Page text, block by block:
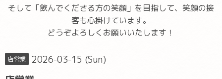
そして「飲んでくださる方の笑顔」を目指して、笑顔の接
客も心掛けています。
どうぞよろしくお願いいたします！
店営業 2026-03-15 (Sun)